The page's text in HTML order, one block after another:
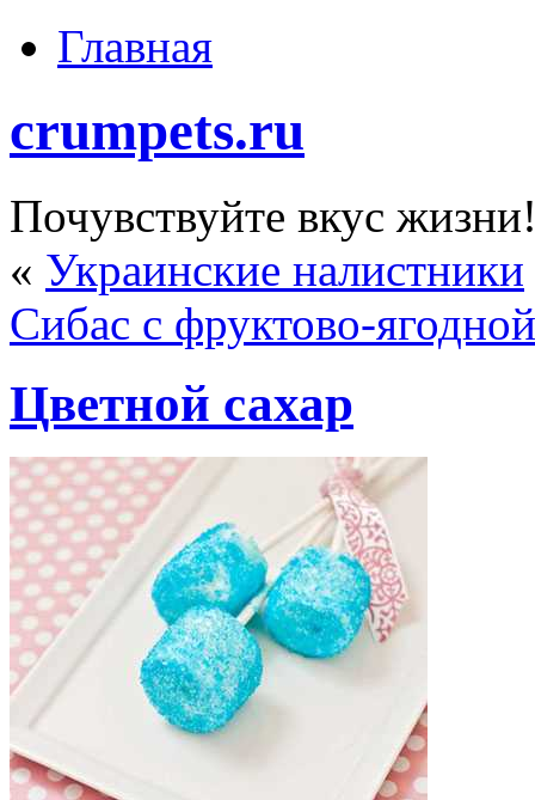
Главная
crumpets.ru
Почувствуйте вкус
« Украинские налистники
Сибас с фруктово-
Цветной сахар